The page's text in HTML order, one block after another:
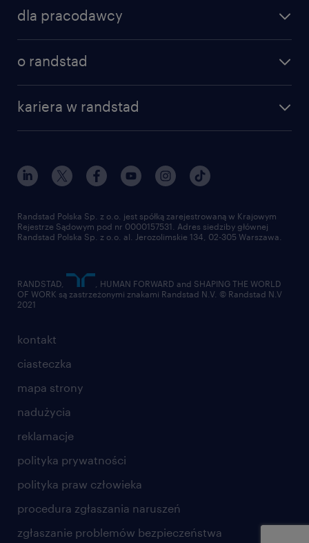
dla pracodawcy
o randstad
kariera w randstad
kontakt
ciasteczka
mapa strony
nadużycia
reklamacje
polityka prywatności
polityka praw człowieka
procedura zgłaszania naruszeń
zgłaszanie problemów bezpieczeństwa
Randstad Polska Sp. z o.o. jest spółką zarejestrowaną w Krajowym
Rejestrze Sądowym pod nr 0000157531. Adres siedziby głównej
Randstad Polska Sp. z o.o. al. Jerozolimskie 134, 02-305 Warszawa.
RANDSTAD,
, HUMAN FORWARD and SHAPING THE WORLD
OF WORK są zastrzeżonymi znakami Randstad N.V. © Randstad N.V
2021